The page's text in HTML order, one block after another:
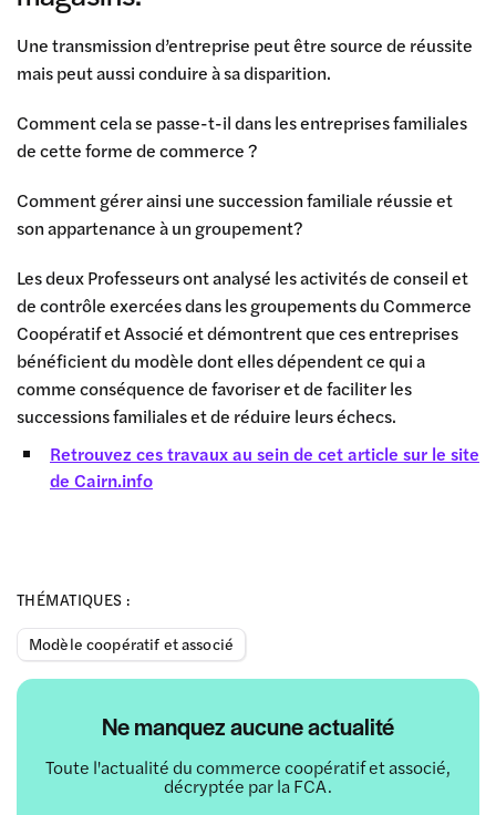
THÉMATIQUES :
Modèle coopératif et associé
Ne manquez aucune actualité
Toute l'actualité du commerce coopératif et associé,
décryptée par la FCA.
Une transmission d’entreprise peut être source de réussite
mais peut aussi conduire à sa disparition.
Comment cela se passe-t-il dans les entreprises familiales
de cette forme de commerce ?
Comment gérer ainsi une succession familiale réussie et
son appartenance à un groupement?
Les deux Professeurs ont analysé les activités de conseil et
de contrôle exercées dans les groupements du Commerce
Coopératif et Associé et démontrent que ces entreprises
bénéficient du modèle dont elles dépendent ce qui a
comme conséquence de favoriser et de faciliter les
successions familiales et de réduire leurs échecs.
Retrouvez ces travaux au sein de cet article sur le site
de Cairn.info